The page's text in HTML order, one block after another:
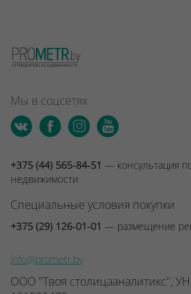
Мы в соцсетях
+375 (44) 565-84-51 — консультация
недвижимости
Специальные условия покупки
+375 (29) 126-01-01 — размещение
info@prometr.by
ООО "Твоя столицааналитикс",